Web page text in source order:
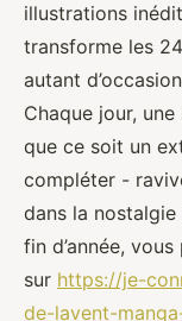
illustrations
transforme les
autant
Chaque jour,
que ce soit un
compléter -
dans la
fin d’année,
sur https://je-
de-lavent-